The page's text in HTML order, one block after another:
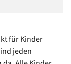
für Kinder
jeden